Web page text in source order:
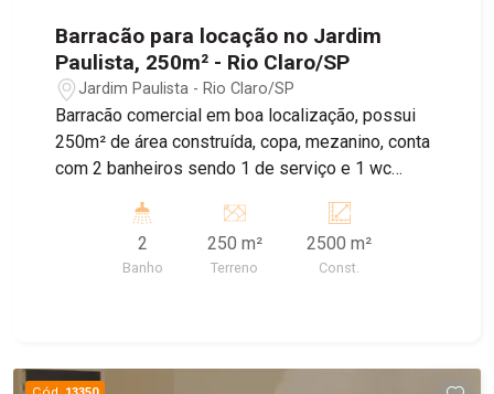
Barracão para locação no Jardim
Paulista, 250m² - Rio Claro/SP
Jardim Paulista - Rio Claro/SP
Barracão comercial em boa localização, possui
250m² de área construída, copa, mezanino, conta
com 2 banheiros sendo 1 de serviço e 1 wc
2
Banho
250 m²
Terreno
2500 m²
Const.